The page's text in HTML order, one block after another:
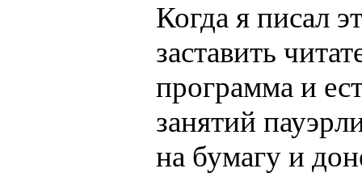
Когда я писал
заставить
программа и
занятий
на бумагу и